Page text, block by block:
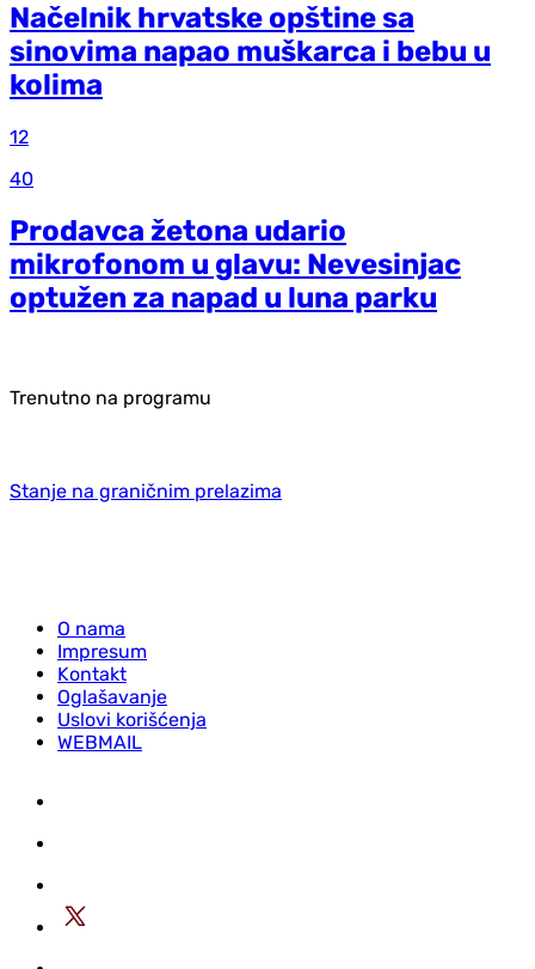
Načelnik hrvatske opštine sa
sinovima napao muškarca i bebu u
kolima
12
40
Prodavca žetona udario
mikrofonom u glavu: Nevesinjac
optužen za napad u luna parku
Trenutno na programu
Stanje na graničnim prelazima
O nama
Impresum
Kontakt
Oglašavanje
Uslovi korišćenja
WEBMAIL